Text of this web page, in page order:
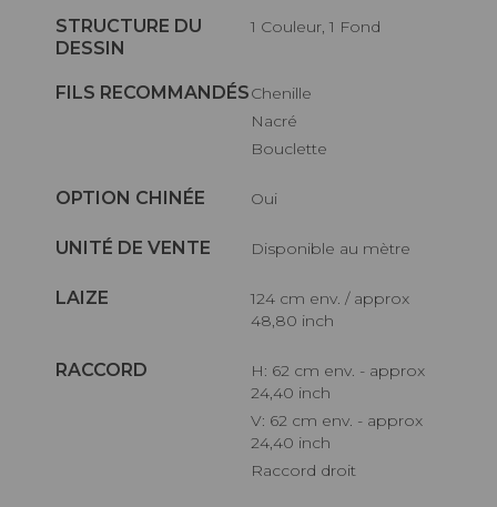
STRUCTURE DU
DESSIN
1 Couleur, 1 Fond
FILS RECOMMANDÉS
Chenille
Nacré
Bouclette
OPTION CHINÉE Oui
UNITÉ DE VENTE Disponible au mètre
LAIZE
124 cm env. / approx
48,80 inch
RACCORD
H: 62 cm env. - approx
24,40 inch
V: 62 cm env. - approx
24,40 inch
Raccord droit